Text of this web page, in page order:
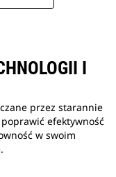
I
przez starannie
efektywność
w swoim